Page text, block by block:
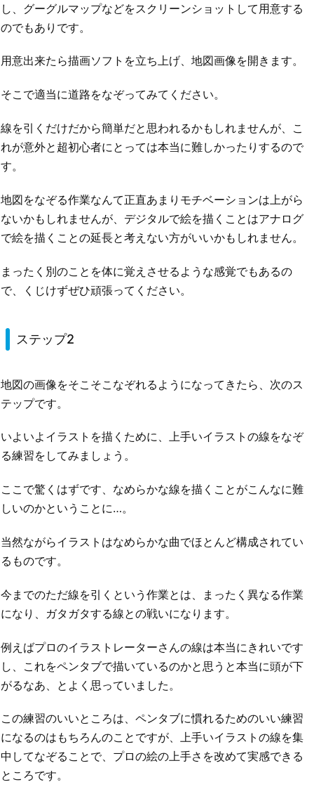
し、グーグルマップなどをスクリーンショットして用意する
のでもありです。
用意出来たら描画ソフトを立ち上げ、地図画像を開きます。
そこで適当に道路をなぞってみてください。
線を引くだけだから簡単だと思われるかもしれませんが、こ
れが意外と超初心者にとっては本当に難しかったりするので
す。
地図をなぞる作業なんて正直あまりモチベーションは上がら
ないかもしれませんが、デジタルで絵を描くことはアナログ
で絵を描くことの延長と考えない方がいいかもしれません。
まったく別のことを体に覚えさせるような感覚でもあるの
で、くじけずぜひ頑張ってください。
ステップ2
地図の画像をそこそこなぞれるようになってきたら、次のス
テップです。
いよいよイラストを描くために、上手いイラストの線をなぞ
る練習をしてみましょう。
ここで驚くはずです、なめらかな線を描くことがこんなに難
しいのかということに…。
当然ながらイラストはなめらかな曲でほとんど構成されてい
るものです。
今までのただ線を引くという作業とは、まったく異なる作業
になり、ガタガタする線との戦いになります。
例えばプロのイラストレーターさんの線は本当にきれいです
し、これをペンタブで描いているのかと思うと本当に頭が下
がるなあ、とよく思っていました。
この練習のいいところは、ペンタブに慣れるためのいい練習
になるのはもちろんのことですが、上手いイラストの線を集
中してなぞることで、プロの絵の上手さを改めて実感できる
ところです。